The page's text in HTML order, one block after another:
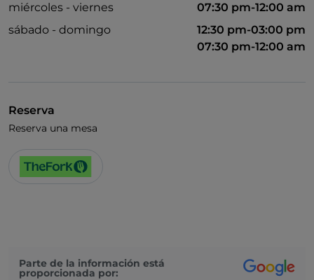
miércoles - viernes
07:30 pm-12:00 am
sábado - domingo
12:30 pm-03:00 pm
07:30 pm-12:00 am
Reserva
Reserva una mesa
Parte de la información está
proporcionada por: